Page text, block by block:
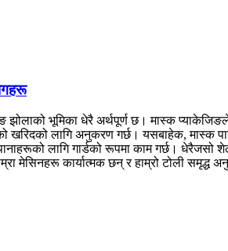
भूमिका धेरै अर्थपूर्ण छ। मास्क
खरिदको लागि अनुकरण गर्छ। यसबाहेक,
लागि गार्डको रूपमा काम गर्छ। धेरैजसो
कार्यात्मक छन् र हाम्रो टोली समृद्ध